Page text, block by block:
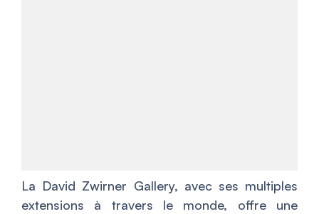
La David Zwirner Gallery, avec ses multiples
extensions à travers le monde, offre une